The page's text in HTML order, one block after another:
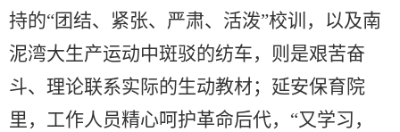
持的“团结、紧张、严肃、活泼”校训，以及南
泥湾大生产运动中斑驳的纺车，则是艰苦奋
斗、理论联系实际的生动教材；延安保育院
里，工作人员精心呵护革命后代，“又学习，